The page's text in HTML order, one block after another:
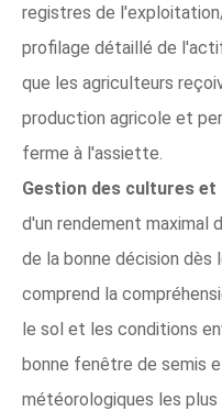
registres de
profilage détaillé de
que les agriculteurs
production agricole et
ferme à l'assiette.
Gestion des cultures
d'un rendement maximal
de la bonne décision dès
comprend la
le sol et les conditions
bonne fenêtre de semis
météorologiques les